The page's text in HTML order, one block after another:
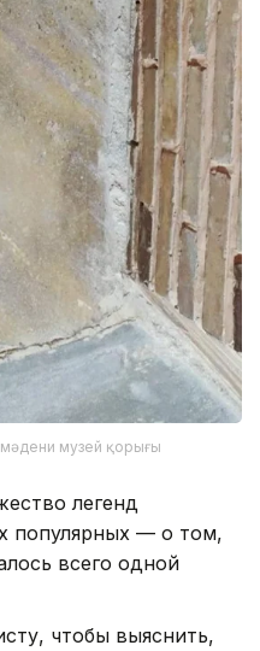
мәдени музей қорығы
легенд
популярных — о том,
всего одной
чтобы выяснить,